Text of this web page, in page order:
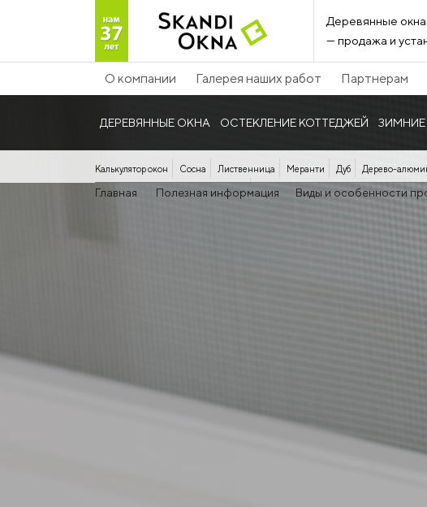
Деревянные
— продажа и
О компании Галерея наших работ Партнерам
ДЕРЕВЯННЫЕ ОКНА ОСТЕКЛЕНИЕ КОТТЕДЖЕЙ
Калькулятор окон Сосна Лиственница Меранти Дуб Дерево-
Панорамные дерево-алюминиевые
Главная Полезная информация Виды и особенности